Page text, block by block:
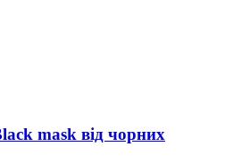
mask від чорних